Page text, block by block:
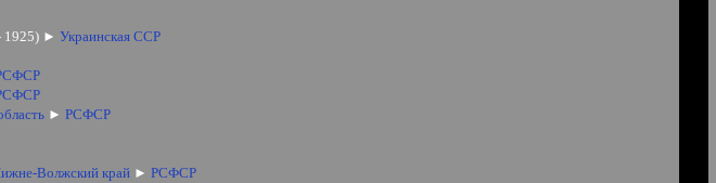
1925) ► Украинская ССР
► РСФСР
Волжский край ► РСФСР